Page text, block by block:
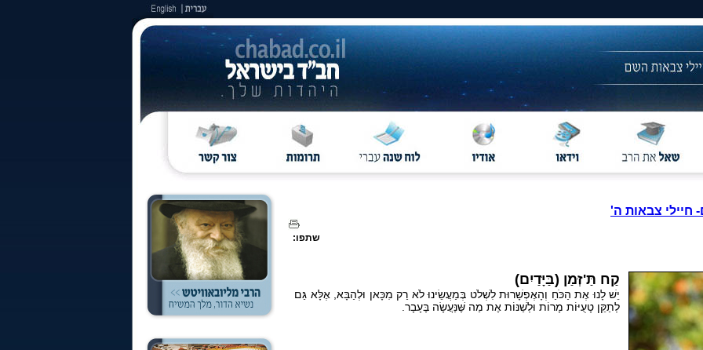
חיילי צבאות ה'
שתפו:
קַח תַּ'זְּמַן (בַּיָּדַיִם)
יֵשׁ לָנוּ אֶת הַכֹּחַ וְהָאֶפְשָׁרוּת לִשְׁלֹט בְּמַעֲשֵׂינוּ לֹא רַק מִכָּאן וּלְהַבָּא, אֶלָּא גַּם
לְתַקֵּן טָעֻיּוֹת מָרוֹת וּלְשַׁנּוֹת אֶת מַה שֶּׁנַּעֲשָׂה בֶּעָבָר.